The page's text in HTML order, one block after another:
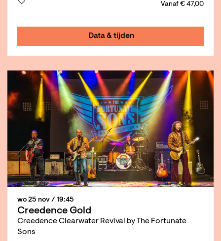
Vanaf € 47,00
Data & tijden
Creedence Gold
Creedence Clearwater Revival by The Fortunate
Sons
wo 25 nov / 19:45